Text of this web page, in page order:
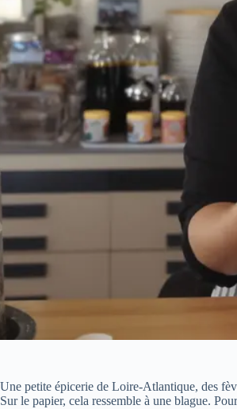
Une petite épicerie de Loire-Atlantique, des
Sur le papier, cela ressemble à une blague.